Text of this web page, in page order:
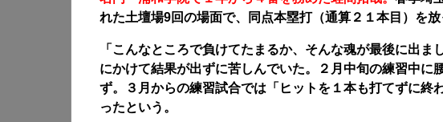
れた土壇場9回の場面で、同点本塁打（通算２１本目）を放
「こんなところで負けてたまるか、そんな魂が最後に出
にかけて結果が出ずに苦しんでいた。２月中旬の練習中に
ず。３月からの練習試合では「ヒットを１本も打てずに終
ったという。